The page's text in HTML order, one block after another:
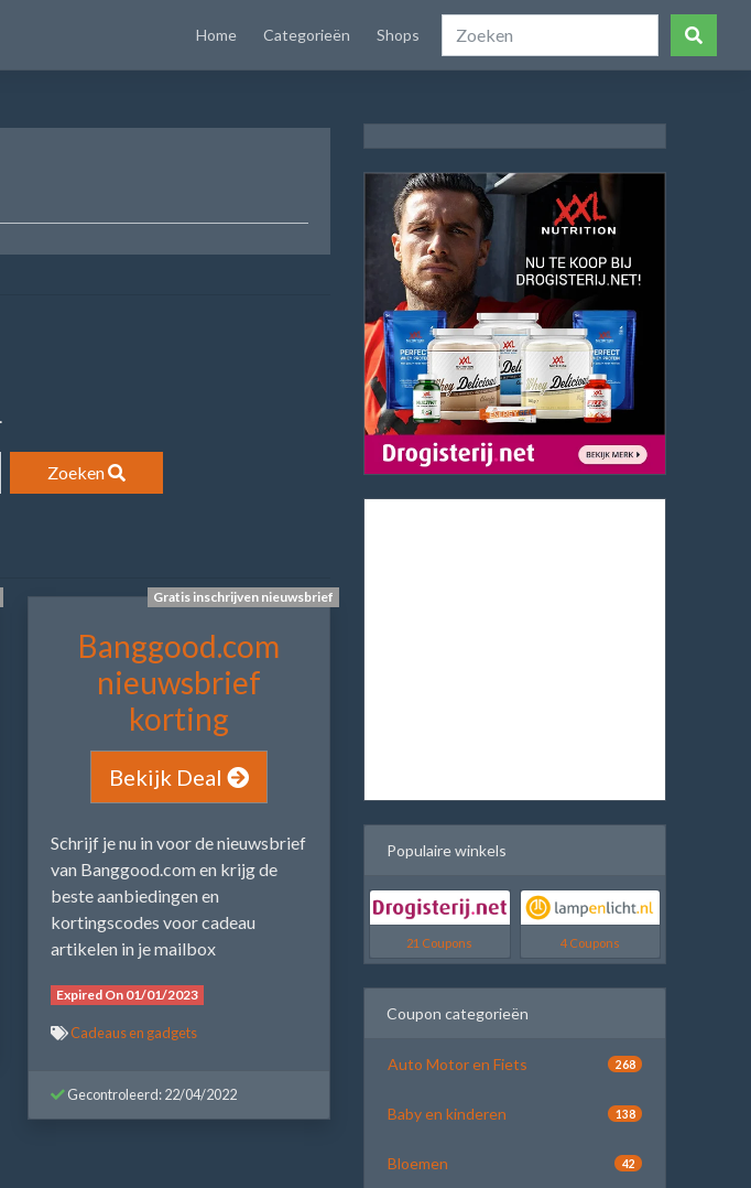
Home Categorieën Shops
Zoeken
Gratis inschrijven nieuwsbrief
Banggood.com
nieuwsbrief
korting
Bekijk Deal
Schrijf je nu in voor de nieuwsbrief
van Banggood.com en krijg de
beste aanbiedingen en
kortingscodes voor cadeau
artikelen in je mailbox
Expired On 01/01/2023
Cadeaus en gadgets
Gecontroleerd: 22/04/2022
Populaire winkels
21 Coupons 4 Coupons
Coupon categorieën
Auto Motor en Fiets 268
Baby en kinderen 138
Bloemen 42